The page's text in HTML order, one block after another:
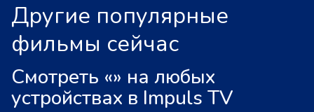
Другие популярные
фильмы сейчас
Смотреть «» на любых
устройствах в Impuls TV